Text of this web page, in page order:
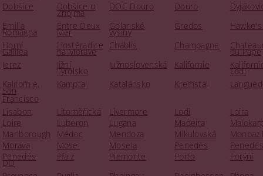
Dobšice
Dobšice u
Znojma
DOC Douro Douro
Emilia
Romagna
Entre Deux
Mer
Golanské
výšiny
Gredos
Horní
Galilea
Hostěradice
na Moravě
Chablis Champagne
du Pape
Jerez
Jižní
Tyrolsko
Južnoslovenská Kalifornie
Lodi
Kalifornie,
San
Francisco
Kamptal Katalánsko Kremstal
Lisabon Litoměřická Livermore Lodi
Loira
Loire
Luberon Lugana Madeira
Marlborough
Médoc Mendoza Mikulovská
Morava
Mosel Mosela Penedès
Penedés
Penedés
DO
Pfalz Piemonte Porto
Porýní